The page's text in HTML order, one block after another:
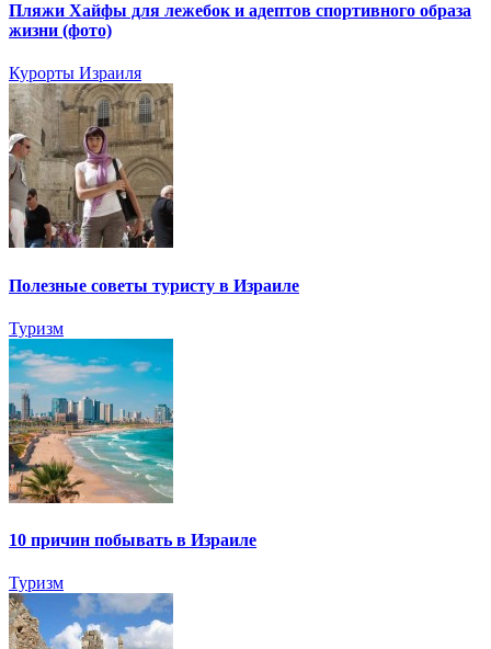
Пляжи Хайфы для лежебок и адептов спортивного образа
жизни (фото)
Курорты Израиля
Полезные советы туристу в Израиле
Туризм
10 причин побывать в Израиле
Туризм